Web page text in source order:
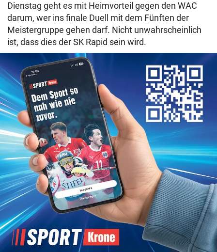
Dienstag geht es mit Heimvorteil gegen den WAC
darum, wer ins finale Duell mit dem Fünften der
Meistergruppe gehen darf. Nicht unwahrscheinlich
ist, dass dies der SK Rapid sein wird.